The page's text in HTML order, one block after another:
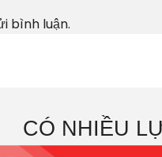
bình luận.
CÓ NHIỀU